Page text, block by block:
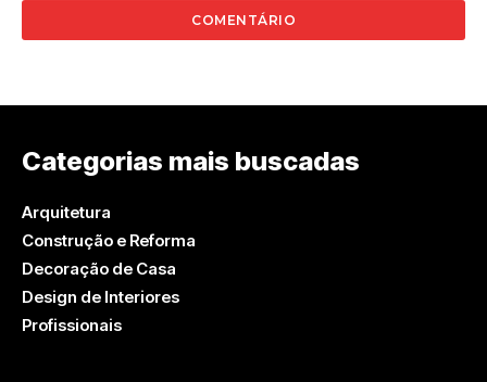
Categorias mais buscadas
Arquitetura
Construção e Reforma
Decoração de Casa
Design de Interiores
Profissionais